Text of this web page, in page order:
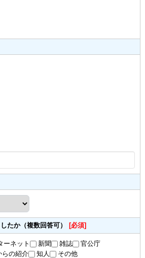
たか（複数回答可） [必須]
ーネット 新聞 雑誌
官公庁
らの紹介
知人 その他